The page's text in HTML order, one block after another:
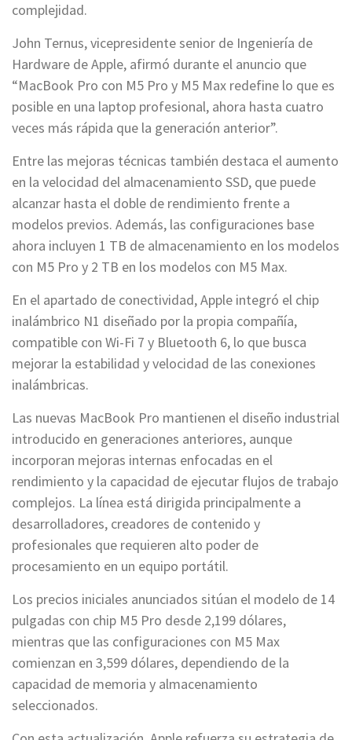
complejidad.
John Ternus, vicepresidente senior de Ingeniería de
Hardware de Apple, afirmó durante el anuncio que
“MacBook Pro con M5 Pro y M5 Max redefine lo que es
posible en una laptop profesional, ahora hasta cuatro
veces más rápida que la generación anterior”.
Entre las mejoras técnicas también destaca el aumento
en la velocidad del almacenamiento SSD, que puede
alcanzar hasta el doble de rendimiento frente a
modelos previos. Además, las configuraciones base
ahora incluyen 1 TB de almacenamiento en los modelos
con M5 Pro y 2 TB en los modelos con M5 Max.
En el apartado de conectividad, Apple integró el chip
inalámbrico N1 diseñado por la propia compañía,
compatible con Wi-Fi 7 y Bluetooth 6, lo que busca
mejorar la estabilidad y velocidad de las conexiones
inalámbricas.
Las nuevas MacBook Pro mantienen el diseño industrial
introducido en generaciones anteriores, aunque
incorporan mejoras internas enfocadas en el
rendimiento y la capacidad de ejecutar flujos de trabajo
complejos. La línea está dirigida principalmente a
desarrolladores, creadores de contenido y
profesionales que requieren alto poder de
procesamiento en un equipo portátil.
Los precios iniciales anunciados sitúan el modelo de 14
pulgadas con chip M5 Pro desde 2,199 dólares,
mientras que las configuraciones con M5 Max
comienzan en 3,599 dólares, dependiendo de la
capacidad de memoria y almacenamiento
seleccionados.